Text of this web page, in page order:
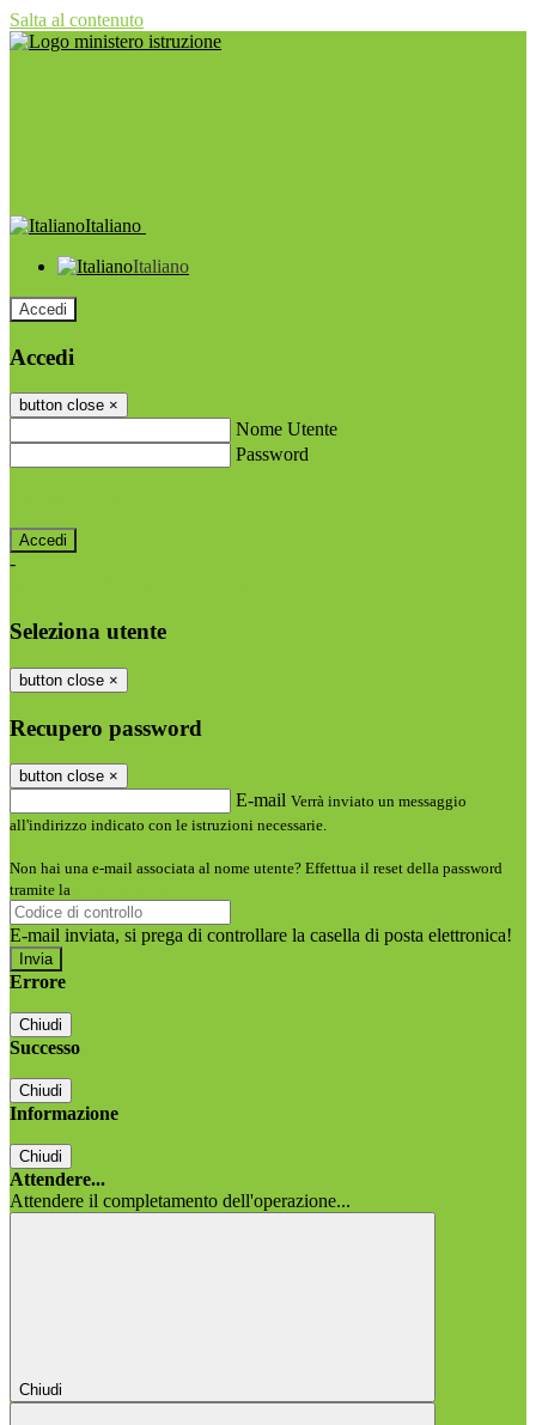
Salta al contenuto
Italiano
Italiano
Accedi
Accedi
button close ×
Nome Utente
Password
-
Seleziona utente
button close ×
Recupero password
button close ×
E-mail Verrà inviato un messaggio
all'indirizzo indicato con le istruzioni necessarie.
Non hai una e-mail associata al nome utente? Effettua il reset della password
tramite la
E-mail inviata, si prega di controllare la casella di posta elettronica!
Errore
Chiudi
Successo
Chiudi
Informazione
Chiudi
Attendere...
Attendere il completamento dell'operazione...
Chiudi